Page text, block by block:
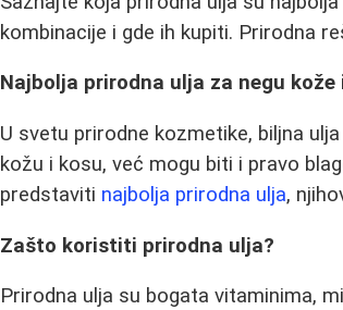
kombinacije i gde ih kupiti. Prirodna
Najbolja prirodna ulja za negu kože
U svetu prirodne kozmetike, biljna
kožu i kosu, već mogu biti i pravo
predstaviti najbolja prirodna ulja,
Zašto koristiti prirodna ulja?
Prirodna ulja su bogata vitaminima,